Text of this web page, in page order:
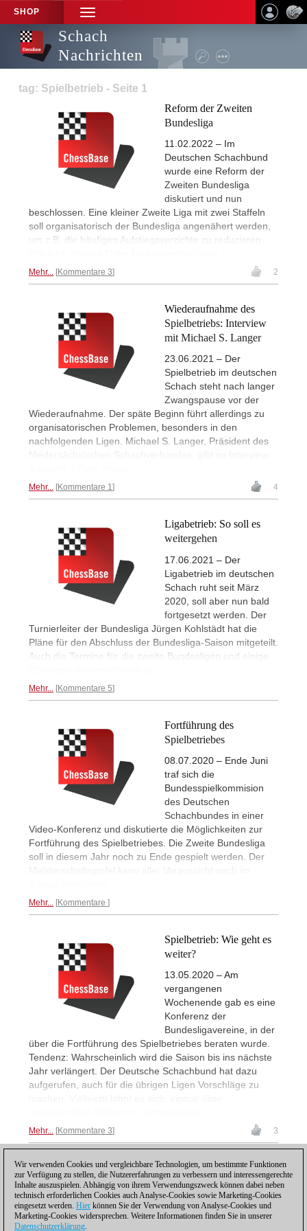
SHOP
TOGGLE
NAVIGATION
Schach
Nachrichten
tag: Spielbetrieb - Seite 1
Reform der Zweiten
Bundesliga
11.02.2022 – Im
Deutschen Schachbund
wurde eine Reform der
Zweiten Bundesliga
diskutiert und nun
beschlossen. Eine kleiner Zweite Liga mit zwei Staffeln
soll organisatorisch der Bundesliga angenähert werden,
um z.B. die häufigen Aufstiegsverzichte zu reduzieren.
Mehr... Kommentare 3 2
Wiederaufnahme des
Spielbetriebs: Interview
mit Michael S. Langer
23.06.2021 – Der
Spielbetrieb im deutschen
Schach steht nach langer
Zwangspause vor der
Wiederaufnahme. Der späte Beginn führt allerdings zu
organisatorischen Problemen, besonders in den
nachfolgenden Ligen. Michael S. Langer, Präsident des
Niedersächsischen Schachverbandes, gibt im Interview
Mehr... Kommentare 1 4
Ligabetrieb: So soll es
weitergehen
17.06.2021 – Der
Ligabetrieb im deutschen
Schach ruht seit März
2020, soll aber nun bald
fortgesetzt werden. Der
Turnierleiter der Bundesliga Jürgen Kohlstädt hat die
Pläne für den Abschluss der Bundesliga-Saison mitgeteilt.
Auch die Termine für die zweite Bundesligen und einige
Mehr... Kommentare 5
Fortführung des
Spielbetriebes
08.07.2020 – Ende Juni
traf sich die
Bundesspielkommision
des Deutschen
Schachbundes in einer
Video-Konferenz und diskutierte die Möglichkeiten zur
Fortführung des Spielbetriebes. Die Zweite Bundesliga
soll in diesem Jahr noch zu Ende gespielt werden. Der
Meisterschaftsgipfel kann aller Voraussicht nach im
Mehr... Kommentare
Spielbetrieb: Wie geht es
weiter?
13.05.2020 – Am
vergangenen
Wochenende gab es eine
Konferenz der
Bundesligavereine, in der
über die Fortführung des Spielbetriebes beraten wurde.
Tendenz: Wahrscheinlich wird die Saison bis ins nächste
Jahr verlängert. Der Deutsche Schachbund hat dazu
aufgerufen, auch für die übrigen Ligen Vorschläge zu
Mehr... Kommentare 3 3
1
Wir verwenden Cookies und vergleichbare Technologien, um bestimmte Funktionen
zur Verfügung zu stellen, die Nutzererfahrungen zu verbessern und interessengerechte
Inhalte auszuspielen. Abhängig von ihrem Verwendungszweck können dabei neben
technisch erforderlichen Cookies auch Analyse-Cookies sowie Marketing-Cookies
eingesetzt werden. Hier können Sie der Verwendung von Analyse-Cookies und
Marketing-Cookies widersprechen. Weitere Informationen finden Sie in unserer
Datenschutzerklärung.